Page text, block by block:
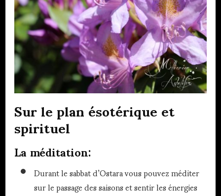
Sur le plan ésotérique et
spirituel
La méditation:
Durant le sabbat d’Ostara vous pouvez méditer
sur le passage des saisons et sentir les énergies